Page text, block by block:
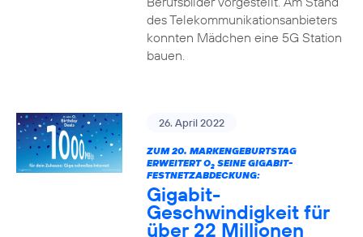
des Telekommunikationsanbieters
konnten Mädchen eine 5G Station
bauen.
26. April 2022
ZUM 20. MARKENGEBURTSTAG
ERWEITERT O2SEINE GIGABIT-
FESTNETZABDECKUNG:
Gigabit-
Geschwindigkeit für
über 22 Millionen